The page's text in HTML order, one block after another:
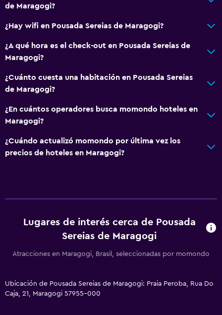
Sillas de playa
Jardín
Servicios y facilidades
Check-in/check-out privado
Ideal para familias
Piscina (para niños)
Zona de trabajo
de Maragogi?
¿Hay wifi en Pousada Sereias de Maragogi?
¿A qué hora es el check-out en Pousada Sereias de
Maragogi?
¿Cuánto cuesta una habitación en Pousada Sereias
de Maragogi?
¿En cuántos operadores busca momondo hoteles en
Maragogi?
¿Cuándo actualizó momondo por última vez los
precios de hoteles en Maragogi?
Lugares de interés cerca de Pousada
Sereias de Maragogi
Atracciones en Maragogi, Brasil, seleccionadas por momondo
Ubicación de Pousada Sereias de Maragogi: Praia Peroba, Rua Do
Caja, 21, Maragogi 57955-000